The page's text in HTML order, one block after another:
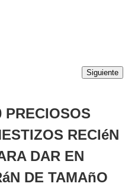
Siguiente
PRECIOSOS
RECIéN
DAR EN
DE TAMAñO